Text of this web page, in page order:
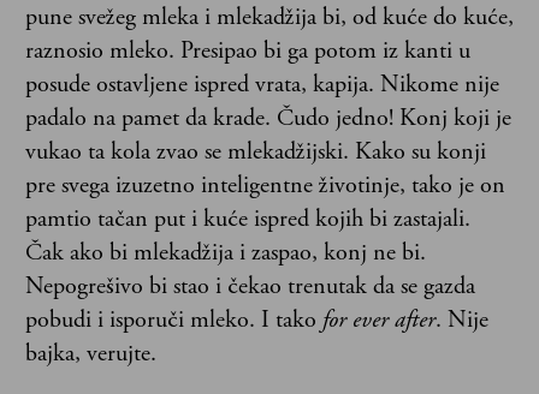
pune svežeg mleka i mlekadžija bi, od kuće do kuće,
raznosio mleko. Presipao bi ga potom iz kanti u
posude ostavljene ispred vrata, kapija. Nikome nije
padalo na pamet da krade. Čudo jedno! Konj koji je
vukao ta kola zvao se mlekadžijski. Kako su konji
pre svega izuzetno inteligentne životinje, tako je on
pamtio tačan put i kuće ispred kojih bi zastajali.
Čak ako bi mlekadžija i zaspao, konj ne bi.
Nepogrešivo bi stao i čekao trenutak da se gazda
pobudi i isporuči mleko. I tako for ever after. Nije
bajka, verujte.